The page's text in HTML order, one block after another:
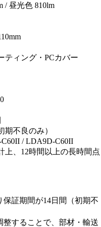
/ 昼光色 810lm
ティング・PCカバー
期不良のみ）
/ LDA9D-C60II
上、12時間以上の長時間点
保証期間が14日間（初期不
することで、部材・輸送